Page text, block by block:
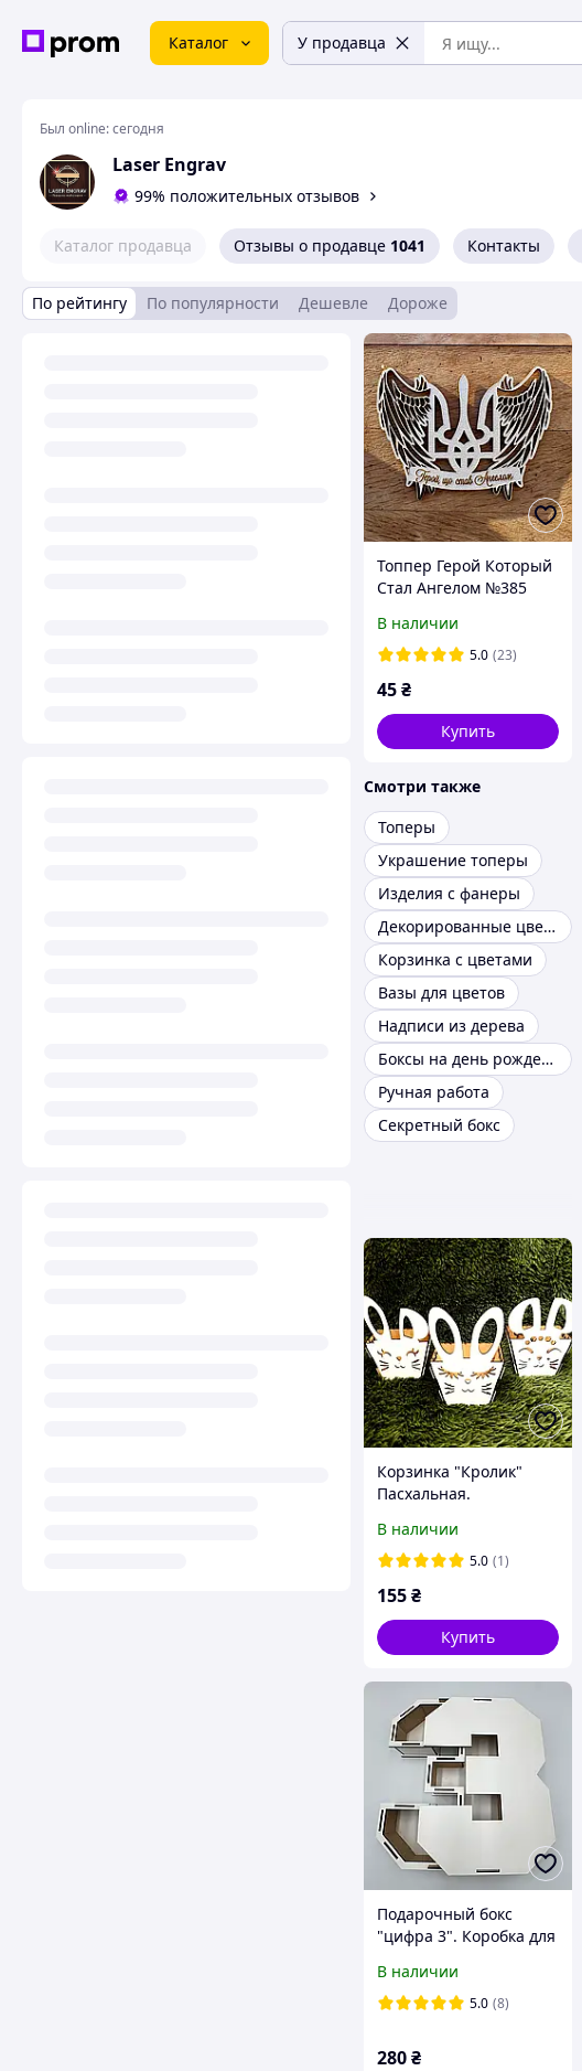
Каталог У продавца
Был online:сегодня
Laser Engrav
99% положительных отзывов
Каталог продавца Отзывы о продавце 1041 Контакты
По рейтингу По популярности Дешевле Дороже
Топпер Герой Который
Стал Ангелом №385
В наличии
5.0 (23)
45₴
Купить
Смотри также
Топеры
Украшение топеры
Изделия с фанеры
Декорированные цветы
Корзинка с цветами
Вазы для цветов
Надписи из дерева
Боксы на день рождения
Ручная работа
Секретный бокс
Корзинка "Кролик"
Пасхальная.
Лукошко
В наличии
5.0 (1)
155₴
Купить
Подарочный бокс
"цифра 3". Коробка для
Белая крышка
В наличии
5.0 (8)
280₴